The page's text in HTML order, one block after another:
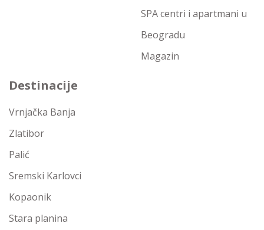
SPA centri i apartmani u
Beogradu
Magazin
Destinacije
Vrnjačka Banja
Zlatibor
Palić
Sremski Karlovci
Kopaonik
Stara planina